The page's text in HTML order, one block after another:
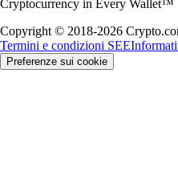
Cryptocurrency in Every Wallet™
Copyright © 2018-2026
Termini e condizioni SEE
Preferenze sui cookie